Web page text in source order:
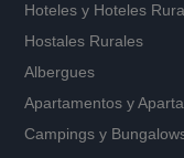
Hoteles y Hoteles
Hostales Rurales
Albergues
Apartamentos y
Campings y